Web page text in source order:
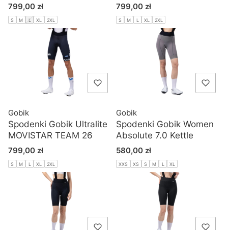
Cena
799,00 zł
S M L XL 2XL
Cena
799,00 zł
S M L XL 2XL
Spodenki Gobik Ultralite
MOVISTAR TEAM 26
Gobik
Cena
799,00 zł
S M L XL 2XL
Spodenki Gobik Women
Absolute 7.0 Kettle
Gobik
Cena
580,00 zł
XXS XS S M L XL